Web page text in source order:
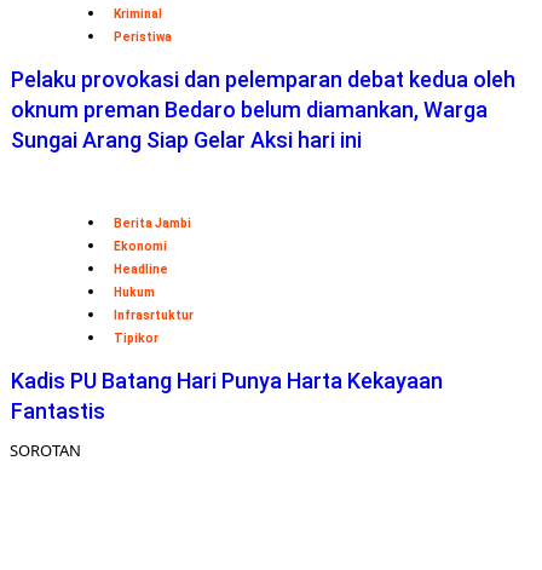
Kriminal
Peristiwa
Pelaku provokasi dan pelemparan debat kedua oleh
oknum preman Bedaro belum diamankan, Warga
Sungai Arang Siap Gelar Aksi hari ini
Berita Jambi
Ekonomi
Headline
Hukum
Infrasrtuktur
Tipikor
Kadis PU Batang Hari Punya Harta Kekayaan
Fantastis
SOROTAN